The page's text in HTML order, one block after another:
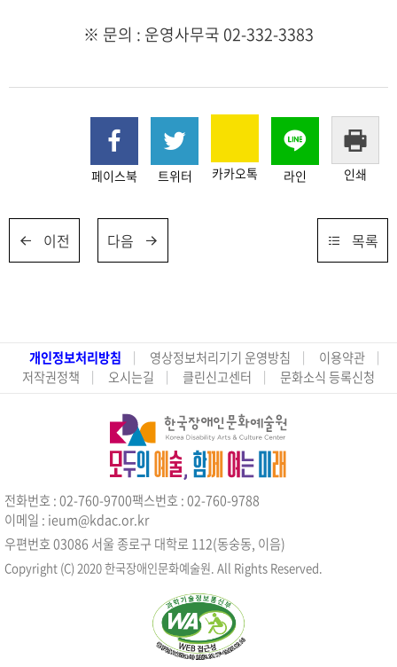
※ 문의 : 운영사무국 02-332-3383
페이스북 트위터 카카오톡 라인 인쇄
이전 다음 목록
개인정보처리방침 영상정보처리기기 운영방침
이용약관
저작권정책
오시는길 클린신고센터 문화소식 등록신청
전화번호 : 02-760-9700팩스번호 : 02-760-9788
이메일 : ieum@kdac.or.kr
우편번호 03086 서울 종로구 대학로 112(동숭동, 이음)
Copyright (C) 2020 한국장애인문화예술원. All Rights Reserved.